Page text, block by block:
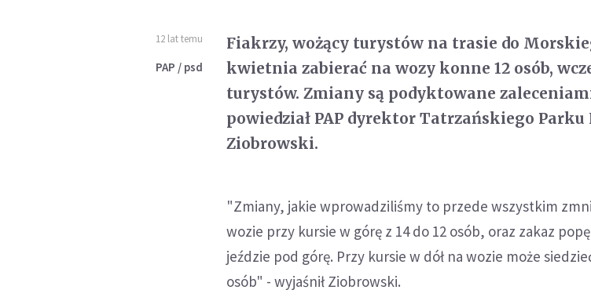
12 lat temu
PAP / psd
Fiakrzy, wożący turystów na trasie do
kwietnia zabierać na wozy konne 12 osób,
turystów. Zmiany są podyktowane
powiedział PAP dyrektor Tatrzańskiego Parku
Ziobrowski.
"Zmiany, jakie wprowadziliśmy to przede wszystkim
wozie przy kursie w górę z 14 do 12 osób, oraz zakaz
jeździe pod górę. Przy kursie w dół na wozie może
osób" - wyjaśnił Ziobrowski.